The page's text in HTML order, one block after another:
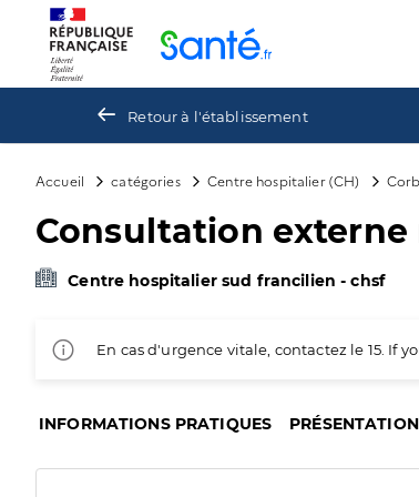
Retour à l'établissement
Accueil catégories Centre hospitalier (CH)
Consultation
Centre hospitalier sud francilien - chsf
En cas d'urgence vitale, contactez le 15. If
INFORMATIONS PRATIQUES PRÉSENTATION
Panneau de gestion des cookies